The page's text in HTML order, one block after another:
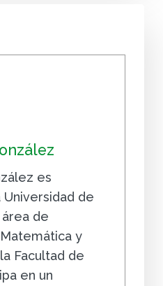
es
de
de
y
Facultad de
en un